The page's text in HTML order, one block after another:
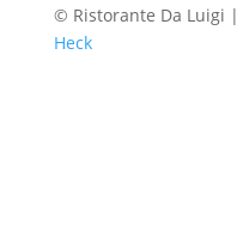
© Ristorante Da Luigi |
Heck